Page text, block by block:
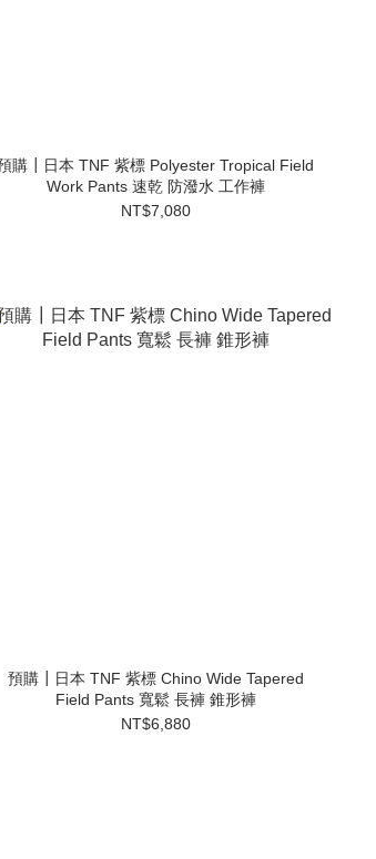
購┃日本 TNF 紫標 Polyester Tropical Field
Work Pants 速乾 防潑水 工作褲
NT$7,080
預購┃日本 TNF 紫標 Chino Wide Tapered
Field Pants 寬鬆 長褲 錐形褲
NT$6,880